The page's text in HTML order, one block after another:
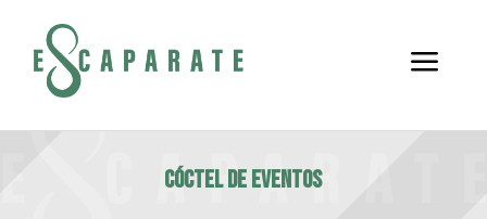
a
Cóctel de eventos